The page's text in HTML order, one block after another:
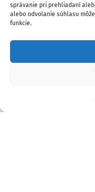
správanie pri prehliadaní
alebo odvolanie súhlasu
funkcie.